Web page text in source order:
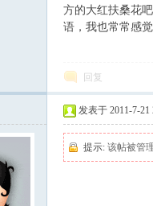
方的大红扶桑花
语，我也常常感
回复
发表于 2011-7-21
提示: 该帖被管